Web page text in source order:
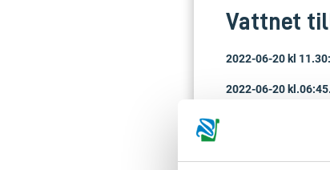
Vattnet
2022-06-20 kl 11.30:
2022-06-20 kl.06:45.